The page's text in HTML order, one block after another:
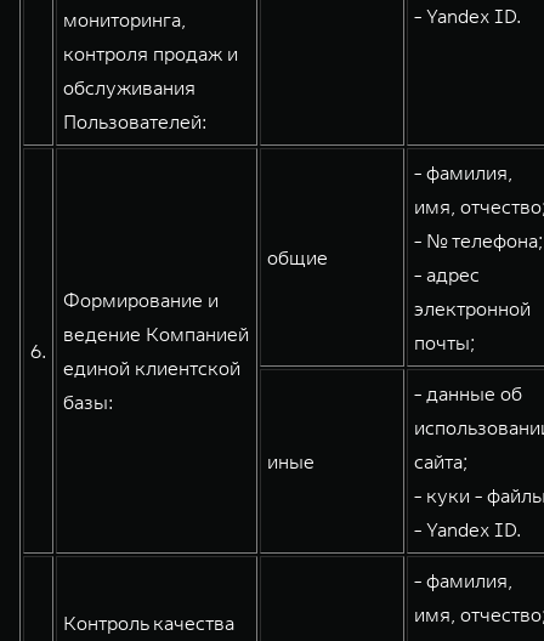
мониторинга,
контроля продаж и
обслуживания
Пользователей:
- Yandex ID.
6.
Формирование и
ведение Компанией
единой клиентской
базы:
общие
- фамилия,
имя,
- № телефона;
- адрес
электронной
почты;
иные
- данные об
сайта;
- куки -
- Yandex ID.
Контроль качества
- фамилия,
имя,